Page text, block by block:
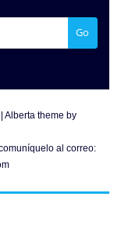
Go
Alberta theme by
al correo: